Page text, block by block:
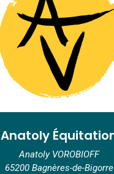
Anatoly
Anatoly VOROBIOFF
65200 Bagnères-de-Bigorre